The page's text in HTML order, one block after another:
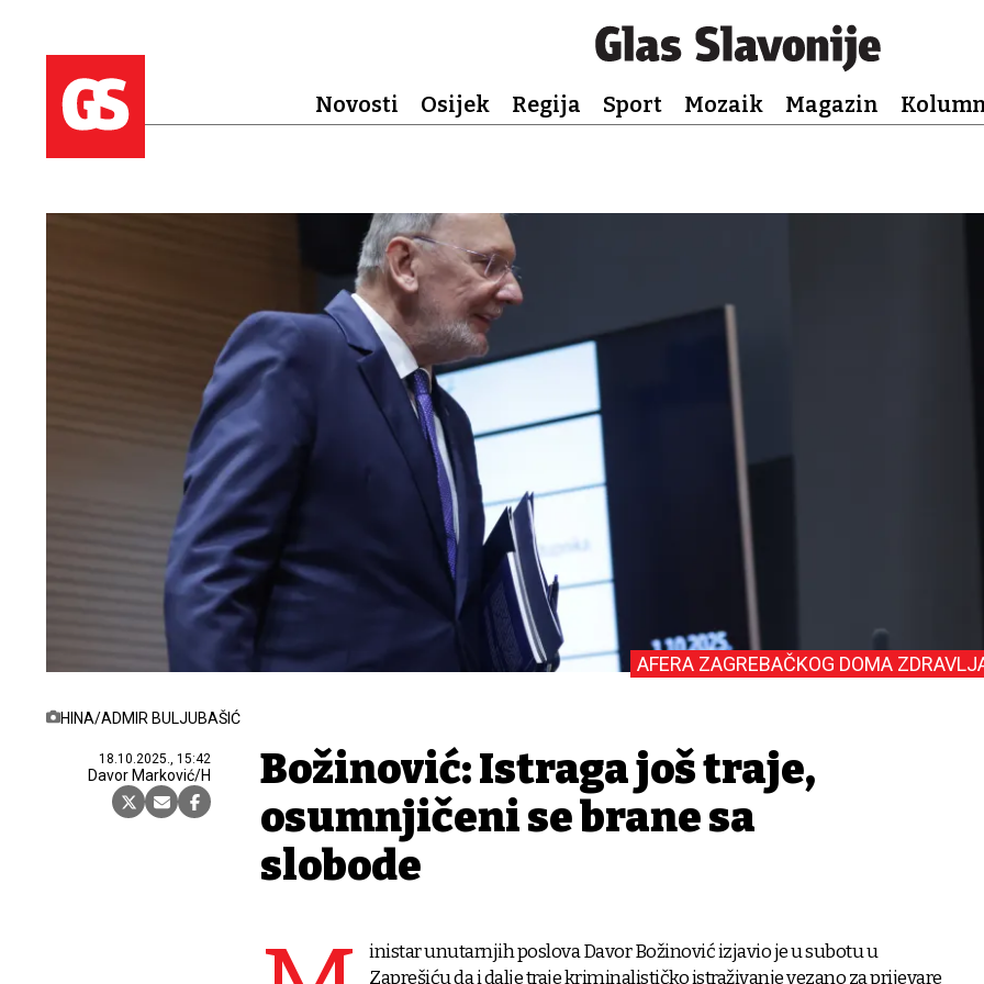
Novosti Osijek Regija Sport Mozaik Magazin
HINA/ADMIR BULJUBAŠIĆ
18.10.2025., 15:42
Davor Marković/H
AFERA ZAGREBAČKOG DOMA
Božinović: Istraga još traje,
osumnjičeni se brane sa
slobode
inistar unutarnjih poslova Davor Božinović izjavio je u subotu u
Zaprešiću da i dalje traje kriminalističko istraživanje vezano za prijevare